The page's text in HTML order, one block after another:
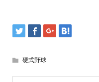
硬式野球